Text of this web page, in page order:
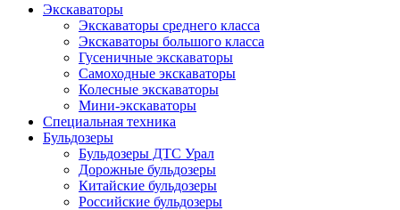
Экскаваторы
Экскаваторы среднего класса
Экскаваторы большого класса
Гусеничные экскаваторы
Самоходные экскаваторы
Колесные экскаваторы
Мини-экскаваторы
Специальная техника
Бульдозеры
Бульдозеры ДТС Урал
Дорожные бульдозеры
Китайские бульдозеры
Российские бульдозеры